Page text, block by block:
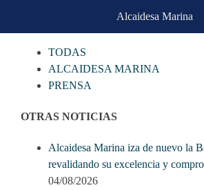
CATEGORIAS
TODAS
ALCAIDESA MARINA
PRENSA
OTRAS NOTICIAS
Alcaidesa Marina iza de nuevo la
revalidando su excelencia y
04/08/2026
Alcaidesa Marina